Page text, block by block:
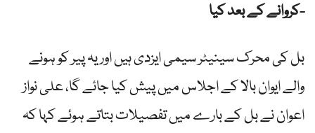
کروانے کے بعد کیا-
بل کی محرک سینیٹر سیمی ایزدی ہیں اور یہ پیر کو ہونے
والے ایوان بالا کے اجلاس میں پیش کیا جائے گا، علی نواز
اعوان نے بل کے بارے میں تفصیلات بتاتے ہوئے کہا کہ